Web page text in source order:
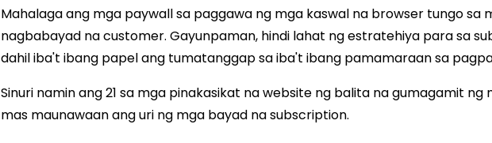
Mahalaga ang mga paywall sa paggawa ng mga kaswal na browser tungo sa
nagbabayad na customer. Gayunpaman, hindi lahat ng estratehiya para sa
dahil iba't ibang papel ang tumatanggap sa iba't ibang pamamaraan sa
Sinuri namin ang 21 sa mga pinakasikat na website ng balita na gumagamit ng
mas maunawaan ang uri ng mga bayad na subscription.